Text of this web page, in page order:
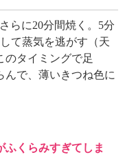
らに20分間焼く。5分
て蒸気を逃がす（天
のタイミングで足
んで、薄いきつね色に
ふくらみすぎてしま